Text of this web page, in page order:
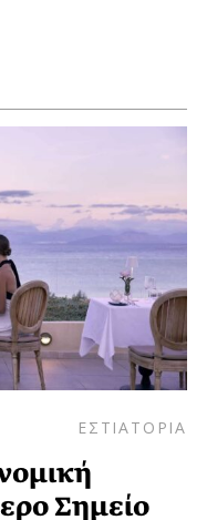
ΕΣΤΙΑΤΟΡΙΑ
Σημείο